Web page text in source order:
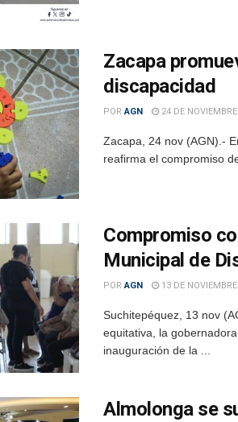
Zacapa
discapacidad
POR AGN 24 DE
Zacapa, 24 nov (AGN).-
reafirma el compromiso
Compromiso
Municipal de
POR AGN 13 DE
Suchitepéquez, 13 nov
equitativa, la
inauguración de la ...
Almolonga se